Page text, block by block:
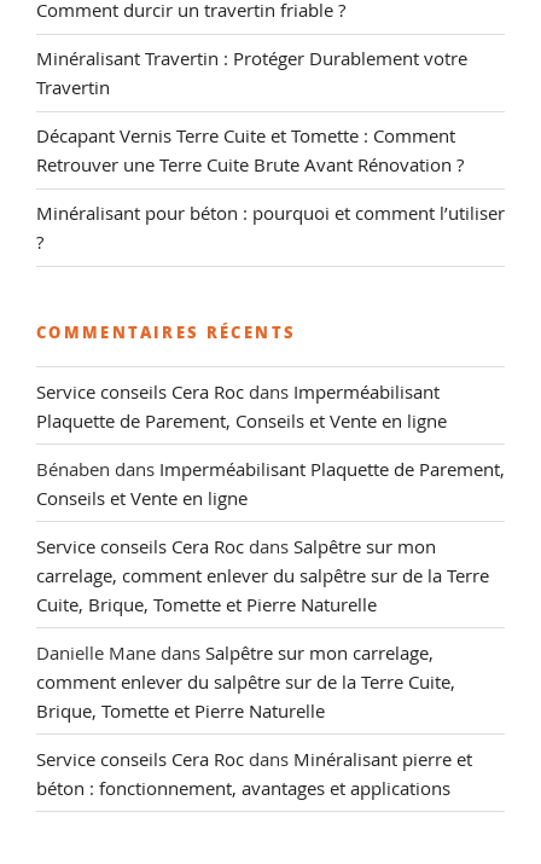
Comment durcir un travertin friable ?
Minéralisant Travertin : Protéger Durablement votre
Travertin
Décapant Vernis Terre Cuite et Tomette : Comment
Retrouver une Terre Cuite Brute Avant Rénovation ?
Minéralisant pour béton : pourquoi et comment l’utiliser
?
COMMENTAIRES RÉCENTS
Service conseils Cera Roc dans Imperméabilisant
Plaquette de Parement, Conseils et Vente en ligne
Bénaben dans Imperméabilisant Plaquette de Parement,
Conseils et Vente en ligne
Service conseils Cera Roc dans Salpêtre sur mon
carrelage, comment enlever du salpêtre sur de la Terre
Cuite, Brique, Tomette et Pierre Naturelle
Danielle Mane dans Salpêtre sur mon carrelage,
comment enlever du salpêtre sur de la Terre Cuite,
Brique, Tomette et Pierre Naturelle
Service conseils Cera Roc dans Minéralisant pierre et
béton : fonctionnement, avantages et applications